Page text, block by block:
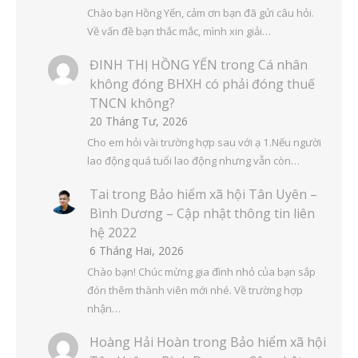
Chào bạn Hồng Yến, cảm ơn bạn đã gửi câu hỏi.
Về vấn đề bạn thắc mắc, mình xin giải…
ĐINH THỊ HỒNG YẾN trong Cá nhân
không đóng BHXH có phải đóng thuế
TNCN không?
20 Tháng Tư, 2026
Cho em hỏi vài trường hợp sau với ạ 1.Nếu người
lao động quá tuổi lao động nhưng vẫn còn…
Tai trong Bảo hiểm xã hội Tân Uyên –
Bình Dương – Cập nhật thông tin liên
hệ 2022
6 Tháng Hai, 2026
Chào bạn! Chúc mừng gia đình nhỏ của bạn sắp
đón thêm thành viên mới nhé. Về trường hợp
nhận…
Hoàng Hải Hoàn trong Bảo hiểm xã hội